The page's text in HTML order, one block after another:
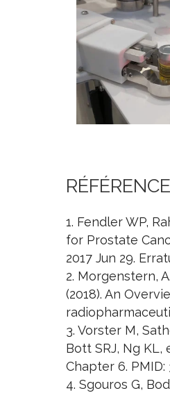
1. Fendler WP,
for Prostate
2017 Jun 29.
2. Morgenstern,
(2018). An
3. Vorster M,
Bott SRJ, Ng KL,
Chapter 6. PMID:
4. Sgouros G,